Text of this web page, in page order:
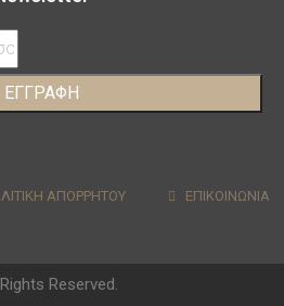
ΕΓΓΡΑΦΗ
ΑΠΟΡΡΗΤΟΥ ΕΠΙΚΟΙΝΩΝΙΑ
Reserved.